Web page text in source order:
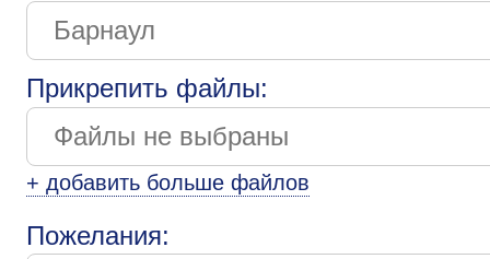
Прикрепить файлы:
+ добавить больше файлов
Пожелания: